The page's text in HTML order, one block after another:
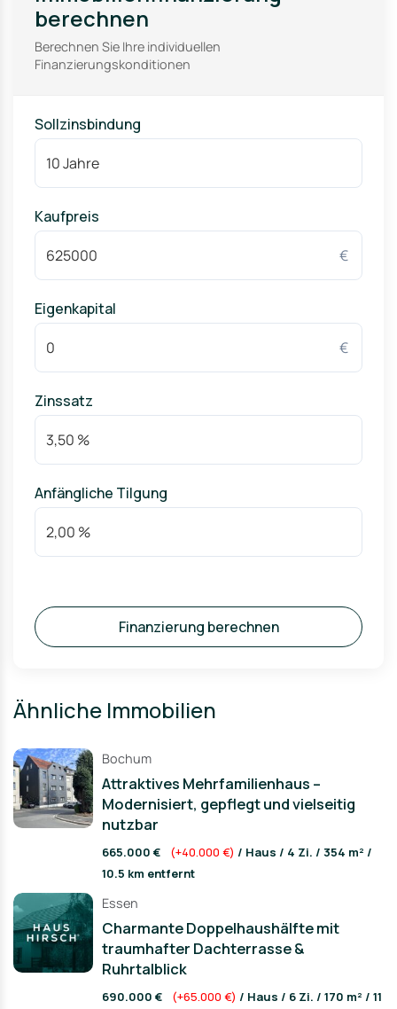
berechnen
Berechnen Sie Ihre individuellen
Finanzierungskonditionen
Sollzinsbindung
Kaufpreis
€
Eigenkapital
€
Zinssatz
Anfängliche Tilgung
Finanzierung berechnen
Ähnliche Immobilien
Bochum
Attraktives Mehrfamilienhaus –
Modernisiert, gepflegt und vielseitig
nutzbar
665.000 € (+40.000 €) / Haus / 4 Zi. / 354 m² /
10.5 km entfernt
Essen
Charmante Doppelhaushälfte mit
traumhafter Dachterrasse &
Ruhrtalblick
690.000 € (+65.000 €) / Haus / 6 Zi. / 170 m² / 11